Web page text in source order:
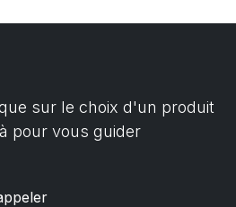
sur le choix d'un produit
pour vous guider